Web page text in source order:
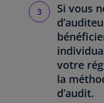
Si vous
votre
la
d’audit.